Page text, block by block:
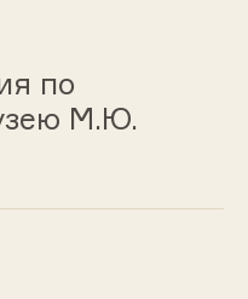
по
М.Ю.